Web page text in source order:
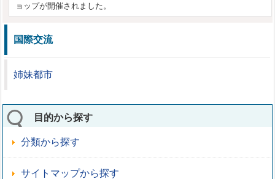
ョップが開催されました。
国際交流
姉妹都市
目的から探す
分類から探す
サイトマップから探す